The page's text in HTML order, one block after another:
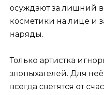
осуждают за лишний
косметики на лице и
наряды.
Только артистка
злопыхателей. Для неё
всегда светятся от